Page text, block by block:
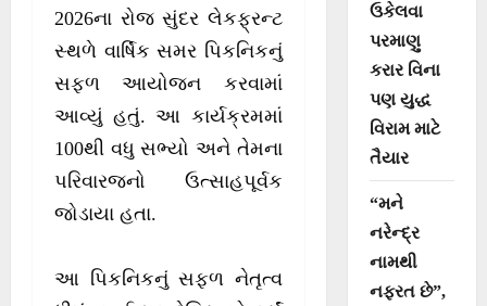
2026ના રોજ સુંદર લેકફ્રન્ટ
સ્થળે વાર્ષિક સમર પિકનિકનું
સફળ આયોજન કરવામાં
આવ્યું હતું. આ કાર્યક્રમમાં
100થી વધુ સભ્યો અને તેમના
પરિવારજનો ઉત્સાહપૂર્વક
જોડાયા હતા.
આ પિકનિકનું સફળ નેતૃત્વ
ઉકેલવા
પરમાણુ
કરાર વિના
પણ યુદ્ધ
વિરામ માટે
તૈયાર
“મને
નરેન્દ્ર
નામથી
નફરત છે”,